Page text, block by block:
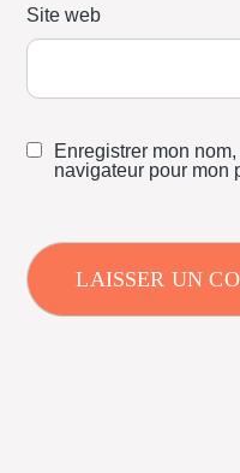
Site web
Enregistrer mon
navigateur pour mon